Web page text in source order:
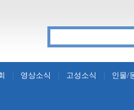
영상소식 고성소식 인물/